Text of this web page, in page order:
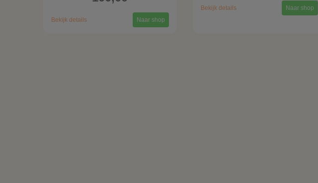
Bekijk details Naar shop
Bekijk details Naar shop